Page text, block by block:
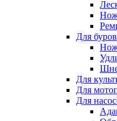
Для буров
Для
Для
Для